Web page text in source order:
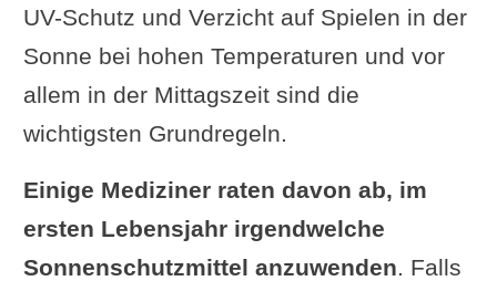
UV-Schutz und Verzicht auf Spielen in der
Sonne bei hohen Temperaturen und vor
allem in der Mittagszeit sind die
wichtigsten Grundregeln.
Einige Mediziner raten davon ab, im
ersten Lebensjahr irgendwelche
Sonnenschutzmittel anzuwenden. Falls